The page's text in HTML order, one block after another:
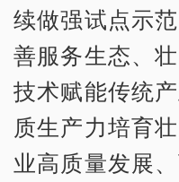
续做强试点示
善服务生态、
技术赋能传统
质生产力培育
业高质量发展